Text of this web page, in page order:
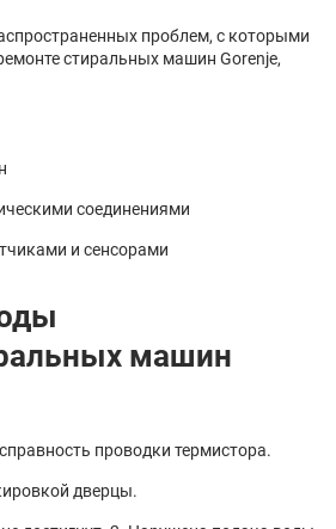
проблем, с которыми
стиральных машин Gorenje,
соединениями
и сенсорами
машин
проводки термистора.
дверцы.